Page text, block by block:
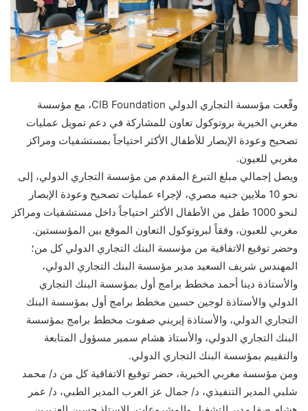
وقّعت مؤسسة التجاري الدولي CIB Foundation، مع مؤسسة
مغربي الخيرية بروتوكول تعاون للمشاركة في دعم تمويل عمليات
تصحيح وعودة الإبصار للأطفال الأكثر احتياجاً بمستشفيات ومراكز
مغربي للعيون.
ويصل إجمالي مبلغ التبرع المقدم من مؤسسة التجاري الدولي، إلى
نحو 10 ملايين جنيه مصري، لإجراء عمليات تصحيح وعودة الإبصار
لنحو 1000 طفل من الأطفال الأكثر احتياجاً داخل مستشفيات ومراكز
مغربي للعيون، وفقاً لبروتوكول التعاون الموقع بين المؤسستين.
وحضر توقيع الاتفاقية من مؤسسة البنك التجاري الدولي كل من؛
المهندس شريف السعيد مدير مؤسسة البنك التجاري الدولي،
والأستاذة دينا أحمد مخطط برامج أول بمؤسسة البنك التجاري
الدولي والأستاذة لوجين حسين مخطط برامج أول بمؤسسة البنك
التجاري الدولي، والأستاذة إيريني صفوت مخطط برامج بمؤسسة
البنك التجاري الدولي، والأستاذ هشام سمير مسؤول المتابعة
والتقييم بمؤسسة البنك التجاري الدولي.
ومن مؤسسة مغربي الخيرية، حضر توقيع الاتفاقية كل من د/ محمد
شلبي المدير التنفيذي، د/ جمال عز العرب المدير الطبي، د/ عمر